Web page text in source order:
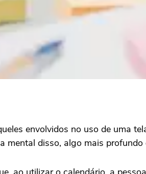
envolvidos no uso de uma
disso, algo mais